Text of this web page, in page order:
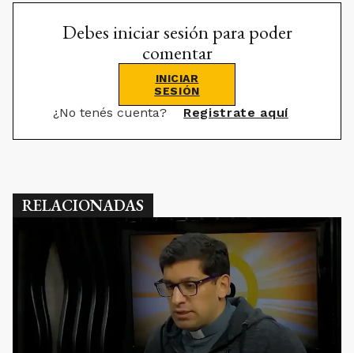
Debes iniciar sesión para poder
comentar
INICIAR
SESIÓN
¿No tenés cuenta? Registrate aquí
RELACIONADAS